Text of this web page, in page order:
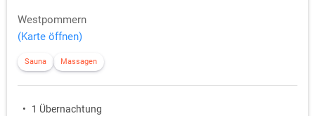
Westpommern
(Karte öffnen)
Sauna Massagen
1 Übernachtung